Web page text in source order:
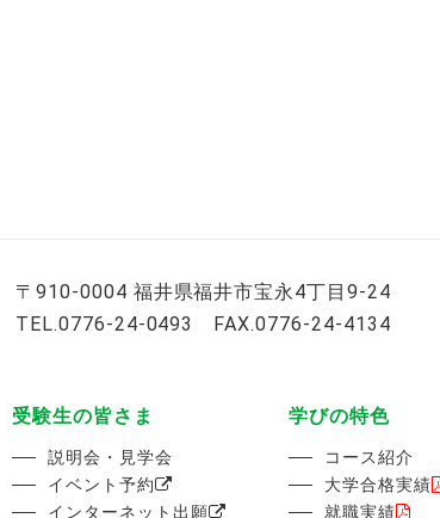
〒910-0004 福井県福井市宝永4丁目9-24
TEL.0776-24-0493 FAX.0776-24-4134
受験生の皆さま
説明会・見学会
イベント予約
インターネット出願
学びの特色
コース紹介
大学合格実績
就職実績